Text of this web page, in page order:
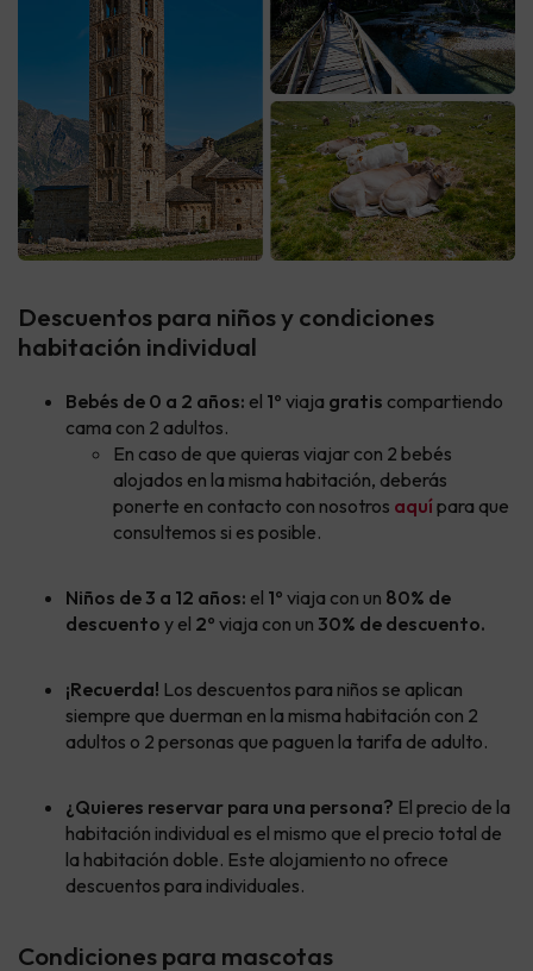
Descuentos para niños y condiciones
habitación individual
Bebés de 0 a 2 años: el 1º viaja gratis compartiendo
cama con 2 adultos.
En caso de que quieras viajar con 2 bebés
alojados en la misma habitación, deberás
ponerte en contacto con nosotros aquípara que
consultemos si es posible.
Niños de 3 a 12 años: el 1º viaja con un 80% de
descuento y el 2º viaja con un 30% de descuento.
¡Recuerda! Los descuentos para niños se aplican
siempre que duerman en la misma habitación con 2
adultos o 2 personas que paguen la tarifa de adulto.
¿Quieres reservar para una persona? El precio de la
habitación individual es el mismo que el precio total de
la habitación doble. Este alojamiento no ofrece
descuentos para individuales.
Condiciones para mascotas